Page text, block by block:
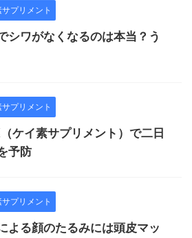
プリメント
シワがなくなるのは本当？う
プリメント
ケイ素サプリメント）で二日
予防
プリメント
よる顔のたるみには頭皮マッ